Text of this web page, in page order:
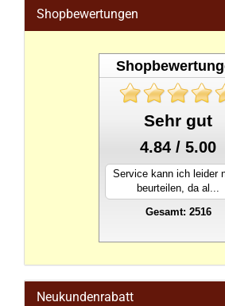
Shopbewertungen
Sehr gut
4.84 / 5.00
Service kann ich leider
beurteilen, da al...
Gesamt: 2516
Neukundenrabatt